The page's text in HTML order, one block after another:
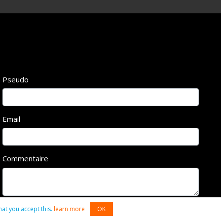
Pseudo
Email
Commentaire
you accept this. learn more OK